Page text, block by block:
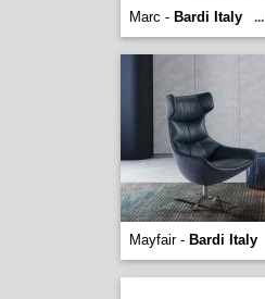
Marc - Bardi Italy ...
Mayfair - Bardi Italy